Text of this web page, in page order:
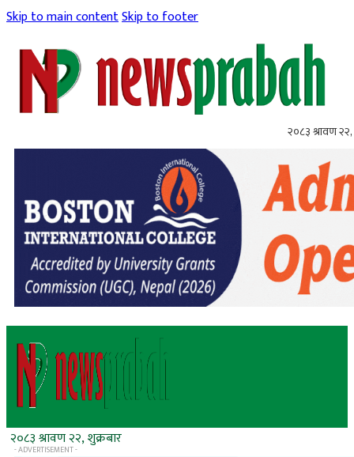
Skip to main contentSkip to footer
२०८३ श्रावण २२,
२०८३ श्रावण २२, शुक्रबार
- ADVERTISEMENT -